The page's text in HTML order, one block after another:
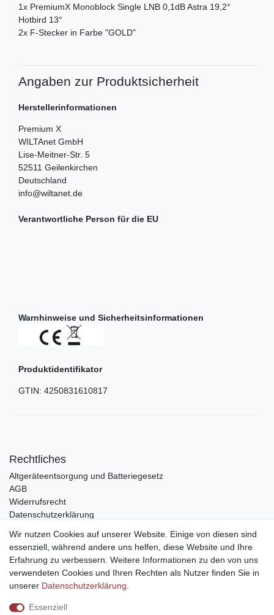
1x PremiumX Monoblock Single LNB 0,1dB Astra 19,2°
Hotbird 13°
2x F-Stecker in Farbe "GOLD"
Angaben zur Produktsicherheit
Herstellerinformationen
Premium X
WILTAnet GmbH
Lise-Meitner-Str. 5
52511 Geilenkirchen
Deutschland
info@wiltanet.de
Verantwortliche Person für die EU
Warnhinweise und Sicherheitsinformationen
Produktidentifikator
GTIN: 4250831610817
Rechtliches
Altgeräteentsorgung und Batteriegesetz
AGB
Widerrufsrecht
Datenschutzerklärung
Impressum
Service
Zahlungsarten
Lieferung und Abholung
Unternehmen
Wir nutzen Cookies auf unserer Website. Einige von diesen sind
essenziell, während andere uns helfen, diese Website und Ihre
Erfahrung zu verbessern. Weitere Informationen zu den von uns
verwendeten Cookies und Ihren Rechten als Nutzer finden Sie in
unserer Daten­schutz­erklärung
Essenziell